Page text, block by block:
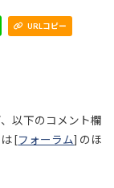
URLコピー
以下のコメント欄
[フォーラム] のほ